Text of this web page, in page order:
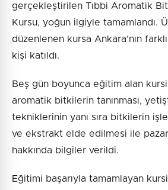
gerçekleştirilen Tıbbi Aromatik
Kursu, yoğun ilgiyle tamamlandı.
düzenlenen kursa Ankara’nın
kişi katıldı.
Beş gün boyunca eğitim alan
aromatik bitkilerin tanınması,
tekniklerinin yanı sıra bitkilerin
ve ekstrakt elde edilmesi ile
hakkında bilgiler verildi.
Eğitimi başarıyla tamamlayan